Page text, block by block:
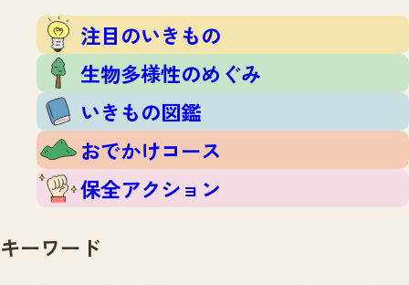
いきもの図鑑
おでかけコース
保全アクション
調査レポート
調査レポートTOP
調査結果
ふくおかいきものマップ
マッチング
マッチングTOP
掲載申し込みフォーム
お問合せ
注目のいきもの
生物多様性のめぐみ
いきもの図鑑
おでかけコース
保全アクション
キーワード